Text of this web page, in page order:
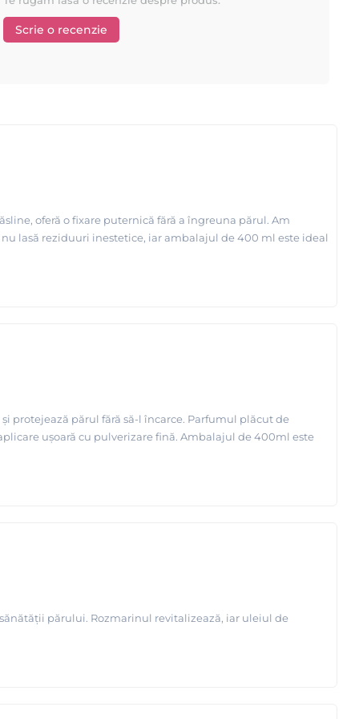
Scrie o recenzie
oferă o fixare puternică fără a îngreuna părul. Am
lasă reziduuri inestetice, iar ambalajul de 400 ml este ideal
protejează părul fără să-l încarce. Parfumul plăcut de
ușoară cu pulverizare fină. Ambalajul de 400ml este
părului. Rozmarinul revitalizează, iar uleiul de